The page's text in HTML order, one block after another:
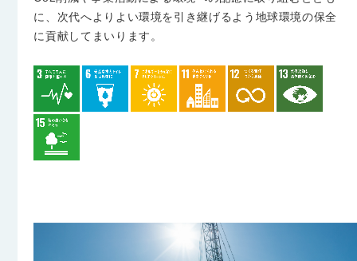
に、 次代へよりよい環境を引き継げるよう地球環境の保全
に貢献してまいります。